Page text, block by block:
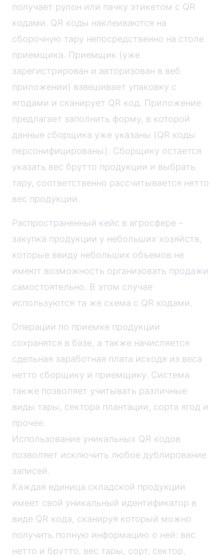
получает рулон или пачку этикетом с QR
кодами. QR коды наклеиваются на
сборочную тару непосредственно на столе
приемщика. Приемщик (уже
зарегистрирован и авторизован в веб
приложении) взвешивает упаковку с
ягодами и сканирует QR код. Приложение
предлагает заполнить форму, в которой
данные сборщика уже указаны (QR коды
персонифицированы). Сборщику остается
указать вес брутто продукции и выбрать
тару, соответственно рассчитывается нетто
вес продукции.
Распространенный кейс в агросфере –
закупка продукции у небольших хозяйств,
которые ввиду небольших объемов не
имеют возможность организовать продажи
самостоятельно. В этом случае
используются та же схема с QR кодами.
Операции по приемке продукции
сохранятся в базе, а также начисляется
сдельная заработная плата исходя из веса
нетто сборщику и приемщику. Система
также позволяет учитывать различные
виды тары, сектора плантации, сорта ягод и
прочее.
Использование уникальных QR кодов
позволяет исключить любое дублирование
записей.
Каждая единица складской продукции
имеет свой уникальный идентификатор в
виде QR кода, сканируя который можно
получить полную информацию о ней: вес
нетто и брутто, вес тары, сорт, сектор,